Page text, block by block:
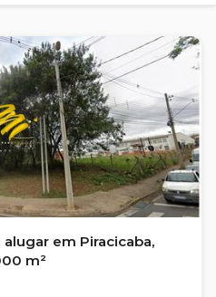
em Piracicaba,
m²